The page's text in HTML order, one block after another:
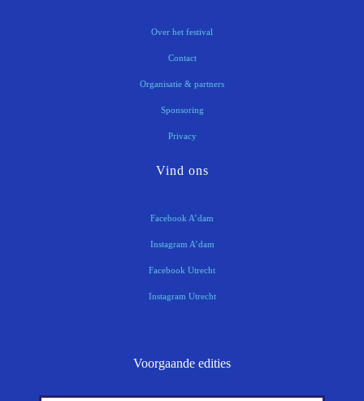
Over het festival
Contact
Organisatie & partners
Sponsoring
Privacy
Vind ons
Facebook A’dam
Instagram A’dam
Facebook Utrecht
Instagram Utrecht
Voorgaande edities